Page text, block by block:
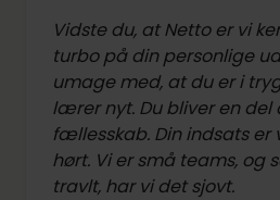
Vidste du, at Netto er vi
turbo på din personlige
umage med, at du er i
lærer nyt. Du bliver en
fællesskab. Din indsats er
hørt. Vi er små teams, og
travlt, har vi det sjovt.